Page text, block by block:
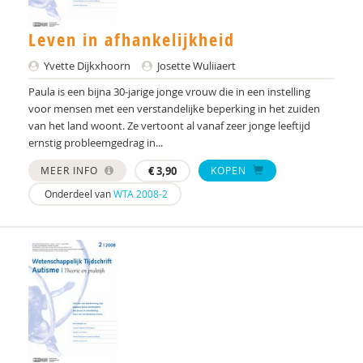
Cissy Canninga
Stynke Castelein
Yuki Curiel
Drs. D.C. Ligtvoet
Lineke Davids
Linda Dekker
Yvette Dijkxhoorn
Daniël van der Doelen
Nina Dos Santos
Prof. dr. F. (Fop) Verheij
Prof. Dr. Susan M. Bögels
Leven in afhankelijkheid
Yvette Dijkxhoorn
Josette Wuliiaert
Paula is een bijna 30-jarige jonge vrouw die in een instelling
voor mensen met een verstandelijke beperking in het zuiden
van het land woont. Ze vertoont al vanaf zeer jonge leeftijd
ernstig probleemgedrag in...
MEER INFO €3,90
KOPEN
Onderdeel vanWTA 2008-2